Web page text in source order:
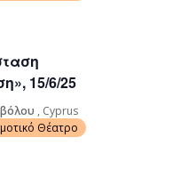
15/6/25
, Cyprus
Θέατρο